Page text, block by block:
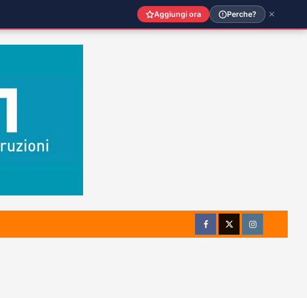
FacebookTwitterInstagram
Aggiungi ora Perche?